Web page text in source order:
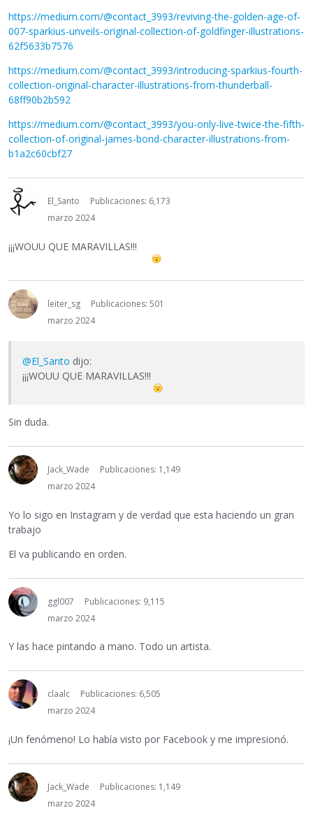
https://medium.com/@contact_3993/reviving-the-golden-age-of-
007-sparkius-unveils-original-collection-of-goldfinger-illustrations-
62f5633b7576
https://medium.com/@contact_3993/introducing-sparkius-fourth-
collection-original-character-illustrations-from-thunderball-
68ff90b2b592
https://medium.com/@contact_3993/you-only-live-twice-the-fifth-
collection-of-original-james-bond-character-illustrations-from-
b1a2c60cbf27
El_Santo
Publicaciones: 6,173
marzo 2024
¡¡¡WOUU QUE MARAVILLAS!!!
leiter_sg
Publicaciones: 501
marzo 2024
@El_Santo dijo:
¡¡¡WOUU QUE MARAVILLAS!!!
Sin duda.
Jack_Wade
Publicaciones: 1,149
marzo 2024
Yo lo sigo en Instagram y de verdad que esta haciendo un gran
trabajo
El va publicando en orden.
ggl007
Publicaciones: 9,115
marzo 2024
Y las hace pintando a mano. Todo un artista.
claalc
Publicaciones: 6,505
marzo 2024
¡Un fenómeno! Lo había visto por Facebook y me impresionó.
Jack_Wade
Publicaciones: 1,149
marzo 2024